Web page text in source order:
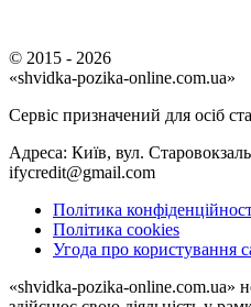
© 2015 - 2026
«shvidka-pozika-online.com.ua»
Сервіс призначений для осіб
Адреса: Київ, вул.
ifycredit@gmail.com
Політика
Політика cookies
Угода про користування
«shvidka-pozika-online.com.ua»